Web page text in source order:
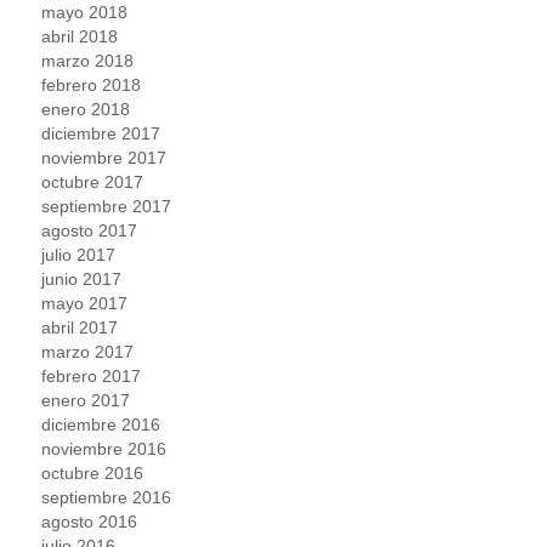
mayo 2018
abril 2018
marzo 2018
febrero 2018
enero 2018
diciembre 2017
noviembre 2017
octubre 2017
septiembre 2017
agosto 2017
julio 2017
junio 2017
mayo 2017
abril 2017
marzo 2017
febrero 2017
enero 2017
diciembre 2016
noviembre 2016
octubre 2016
septiembre 2016
agosto 2016